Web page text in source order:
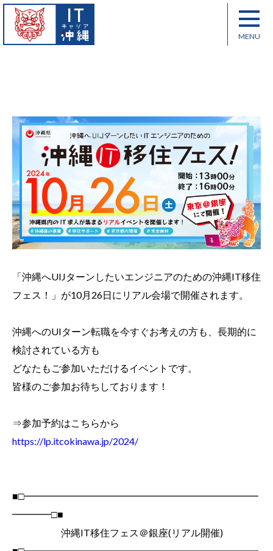
「沖縄へUIJターンしたいエンジニアのための沖縄IT移住
フェス！」が10月26日にリアル会場で開催されます。
沖縄へのUIターン転職を今すぐお考えの方も、長期的に
検討されている方も
どなたもご参加いただけるイベントです。
皆様のご参加お待ちしております！
⇒参加予約はこちらから
https://lp.itcokinawa.jp/2024/
■□━━━━━━━━━━━━━━━━━━━━━━━━
━━━━□■
沖縄IT移住フェス＠銀座(リアル開催)